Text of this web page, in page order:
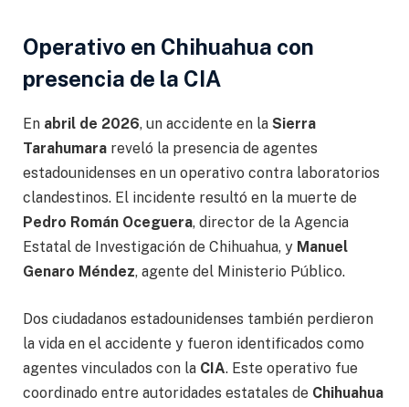
Operativo en Chihuahua con
presencia de la CIA
En abril de 2026, un accidente en la Sierra
Tarahumara reveló la presencia de agentes
estadounidenses en un operativo contra laboratorios
clandestinos. El incidente resultó en la muerte de
Pedro Román Oceguera, director de la Agencia
Estatal de Investigación de Chihuahua, y Manuel
Genaro Méndez, agente del Ministerio Público.
Dos ciudadanos estadounidenses también perdieron
la vida en el accidente y fueron identificados como
agentes vinculados con la CIA. Este operativo fue
coordinado entre autoridades estatales de Chihuahua